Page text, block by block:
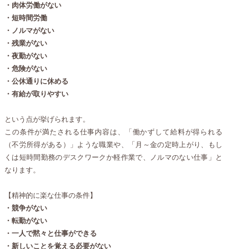
・肉体労働がない
・短時間労働
・ノルマがない
・残業がない
・夜勤がない
・危険がない
・公休通りに休める
・有給が取りやすい
という点が挙げられます。
この条件が満たされる仕事内容は、「働かずして給料が得られる
（不労所得がある）」ような職業や、「月～金の定時上がり、もし
くは短時間勤務のデスクワークか軽作業で、ノルマのない仕事」と
なります。
【精神的に楽な仕事の条件】
・競争がない
・転勤がない
・一人で黙々と仕事ができる
・新しいことを覚える必要がない